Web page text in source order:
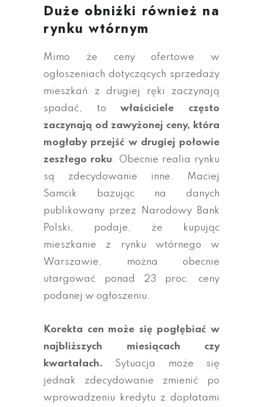
Duże obniżki również na
rynku wtórnym
Mimo że ceny ofertowe w
ogłoszeniach dotyczących sprzedaży
mieszkań z drugiej ręki zaczynają
spadać, towłaściciele często
zaczynają od zawyżonej ceny, która
mogłaby przejść w drugiej połowie
zeszłego roku. Obecnie realia rynku
są zdecydowanie inne. Maciej
Samcik bazując na danych
publikowany przez Narodowy Bank
Polski, podaje, że kupując
mieszkanie z rynku wtórnego w
Warszawie, można obecnie
utargować ponad 23 proc. ceny
podanej w ogłoszeniu.
Korekta cen może się pogłębiać w
najbliższych miesiącach czy
kwartałach. Sytuacja może się
jednak zdecydowanie zmienić po
wprowadzeniu kredytu z dopłatami